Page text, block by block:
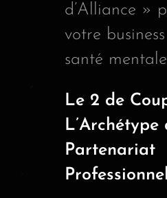
d’Alliance »
votre
santé
Le 2 de
L’Archétype
Partenariat